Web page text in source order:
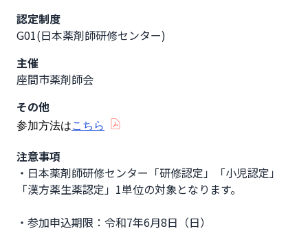
認定制度
G01(日本薬剤師研修センター)
主催
座間市薬剤師会
その他
参加方法はこちら
注意事項
・日本薬剤師研修センター「研修認定」「小児認定」
「漢方薬生薬認定」1単位の対象となります。
・参加申込期限：令和7年6月8日（日）